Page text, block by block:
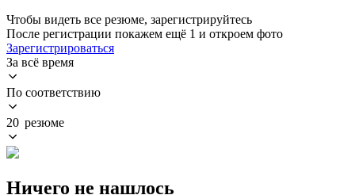
Чтобы видеть все резюме, зарегистрируйтесь
После регистрации покажем ещё 1 и откроем фото
Зарегистрироваться
За всё время
По соответствию
20 резюме
Ничего не нашлось